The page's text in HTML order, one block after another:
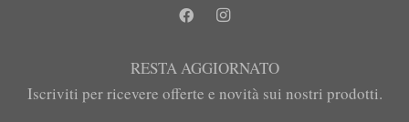
RESTA AGGIORNATO
Iscriviti per ricevere offerte e novità sui nostri prodotti.